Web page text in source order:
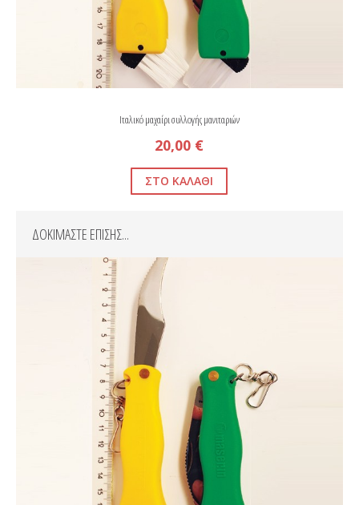
Ιταλικό μαχαίρι συλλογής μανιταριών
20,00 €
ΔΟΚΙΜΑΣΤΕ ΕΠΙΣΗΣ...